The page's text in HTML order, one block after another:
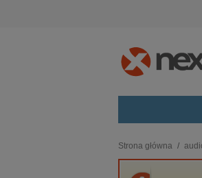
Strona główna